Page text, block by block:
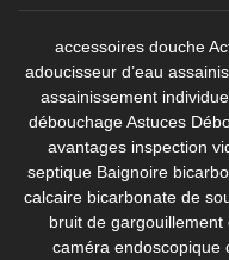
accessoires douche
adoucisseur d’eau
assainissement
débouchage Astuces
avantages inspection
septique Baignoire
calcaire bicarbonate de
bruit de gargouillement
caméra endoscopique